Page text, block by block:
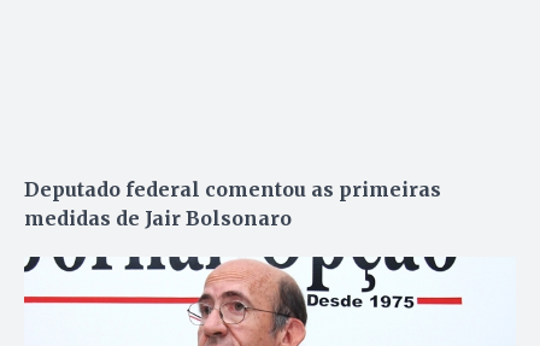
Deputado federal comentou as primeiras
medidas de Jair Bolsonaro